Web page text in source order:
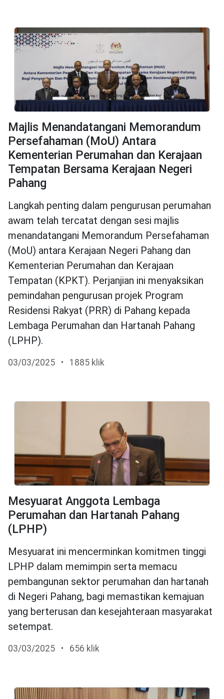
Majlis Menandatangani Memorandum
Persefahaman (MoU) Antara
Kementerian Perumahan dan Kerajaan
Tempatan Bersama Kerajaan Negeri
Pahang
Langkah penting dalam pengurusan perumahan
awam telah tercatat dengan sesi majlis
menandatangani Memorandum Persefahaman
(MoU) antara Kerajaan Negeri Pahang dan
Kementerian Perumahan dan Kerajaan
Tempatan (KPKT). Perjanjian ini menyaksikan
pemindahan pengurusan projek Program
Residensi Rakyat (PRR) di Pahang kepada
Lembaga Perumahan dan Hartanah Pahang
(LPHP).
03/03/2025 • 1885 klik
Mesyuarat Anggota Lembaga
Perumahan dan Hartanah Pahang
(LPHP)
Mesyuarat ini mencerminkan komitmen tinggi
LPHP dalam memimpin serta memacu
pembangunan sektor perumahan dan hartanah
di Negeri Pahang, bagi memastikan kemajuan
yang berterusan dan kesejahteraan masyarakat
setempat.
03/03/2025 • 656 klik